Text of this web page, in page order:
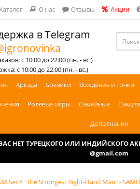
Каталог О нас Отзывы Акции
в Telegram
с 10:00 до 22:00 (пн. - вс.)
с 10:00 до 22:00 (пн. - вс.)
Аркада Боевики Вождение и гонки
Ролевые игры Семейные
Дополнения
НЕТ ТУРЕЦКОГО ИЛИ ИНДИЙСКОГО
@gmail.com
Set 4 "The Strongest Right-Hand Man" -